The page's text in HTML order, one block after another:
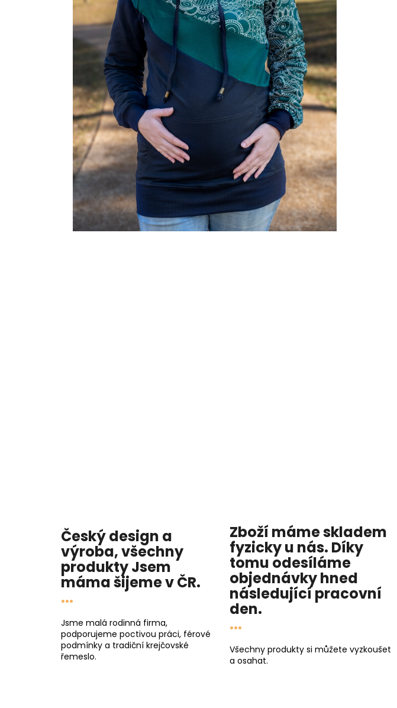
Český design a
výroba, všechny
produktyJsem
mámašijeme v ČR.
...
Jsme malá rodinná firma,
podporujeme poctivou práci, férové
podmínky a tradiční krejčovské
řemeslo.
Zboží máme skladem
fyzicky u nás. Díky
tomu odesíláme
objednávky hned
následující pracovní
den.
...
Všechny produkty si můžete vyzkoušet
a osahat.